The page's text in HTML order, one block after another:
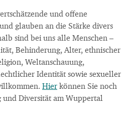
und offene
glauben an die Stärke divers
sind bei uns alle Menschen –
Behinderung, Alter, ethnischer
Weltanschauung,
Identität sowie sexueller
Hier können Sie noch
Diversität am Wuppertal